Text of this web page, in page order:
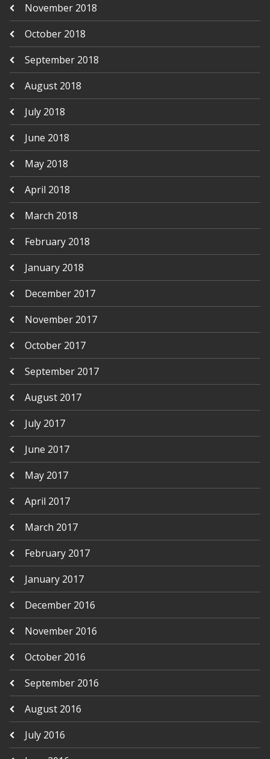
November 2018
October 2018
September 2018
August 2018
July 2018
June 2018
May 2018
April 2018
March 2018
February 2018
January 2018
December 2017
November 2017
October 2017
September 2017
August 2017
July 2017
June 2017
May 2017
April 2017
March 2017
February 2017
January 2017
December 2016
November 2016
October 2016
September 2016
August 2016
July 2016